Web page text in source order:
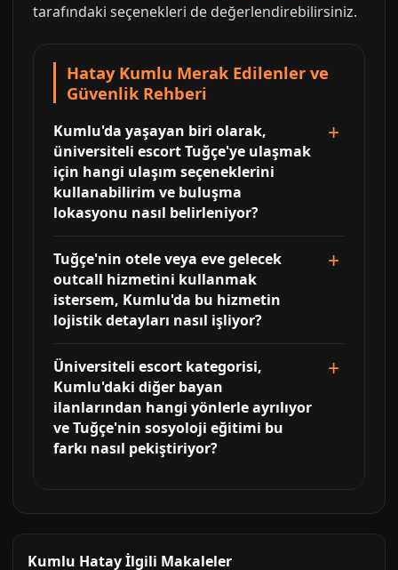
tarafındaki seçenekleri de değerlendirebilirsiniz.
Hatay Kumlu Merak Edilenler ve
Güvenlik Rehberi
Kumlu'da yaşayan biri olarak,
üniversiteli escort Tuğçe'ye ulaşmak
için hangi ulaşım seçeneklerini
kullanabilirim ve buluşma
lokasyonu nasıl belirleniyor?
Tuğçe'nin otele veya eve gelecek
outcall hizmetini kullanmak
istersem, Kumlu'da bu hizmetin
lojistik detayları nasıl işliyor?
Üniversiteli escort kategorisi,
Kumlu'daki diğer bayan
ilanlarından hangi yönlerle ayrılıyor
ve Tuğçe'nin sosyoloji eğitimi bu
farkı nasıl pekiştiriyor?
Kumlu Hatay İlgili Makaleler